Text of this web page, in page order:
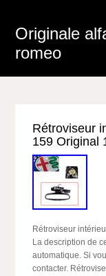
Originale
romeo
Rétroviseur
159 Original
Rétroviseur
La description de
automatique. Si
contacter.